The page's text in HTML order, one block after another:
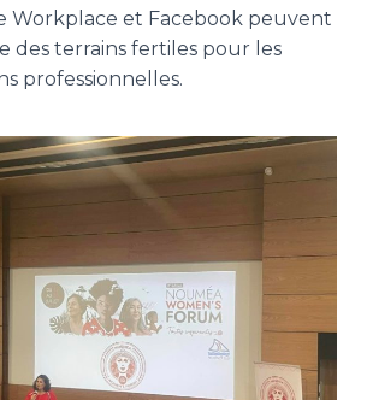
Workplace et Facebook peuvent
des terrains fertiles pour les
professionnelles.